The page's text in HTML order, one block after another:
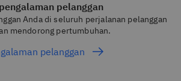
pelanggan
Anda di seluruh perjalanan pelanggan
mendorong pertumbuhan.
pelanggan